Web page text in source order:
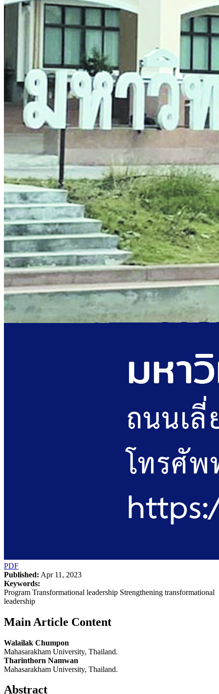
PDF
Published: Apr 11, 2023
Keywords:
Program Transformational leadership Strengthening transformational
leadership
Main Article Content
Walailak Chumpon
Mahasarakham University, Thailand.
Tharinthorn Namwan
Mahasarakham University, Thailand.
Abstract